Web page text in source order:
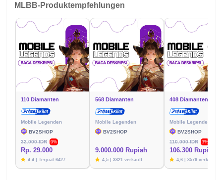
MLBB-Produktempfehlungen
110 Diamanten
Mobile Legenden
BV2SHOP
32.000 IDR
9%
Rp. 29.000
4.4 | Terjual 6427
568 Diamanten
Mobile Legenden
BV2SHOP
9.000.000 Rupiah
4,5 | 3821 verkauft
408 Diamanten
Mobile Legenden
BV2SHOP
110.000 IDR
3%
106.300 Rupien
4,6 | 3576 verkauft